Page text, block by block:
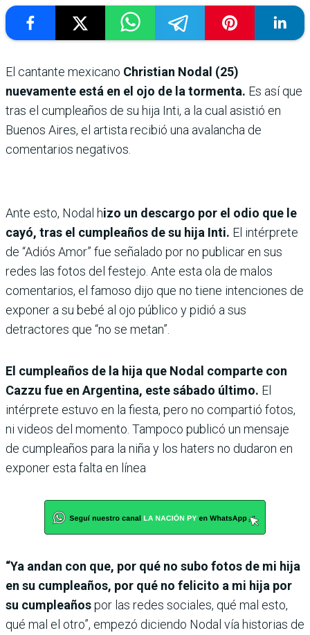
El cantante mexicano Christian Nodal (25)
nuevamente está en el ojo de la tormenta. Es así que
tras el cumpleaños de su hija Inti, a la cual asistió en
Buenos Aires, el artista recibió una avalancha de
comentarios negativos.
Ante esto, Nodal hizo un descargo por el odio que le
cayó, tras el cumpleaños de su hija Inti. El intérprete
de “Adiós Amor” fue señalado por no publicar en sus
redes las fotos del festejo. Ante esta ola de malos
comentarios, el famoso dijo que no tiene intenciones de
exponer a su bebé al ojo público y pidió a sus
detractores que “no se metan”.
El cumpleaños de la hija que Nodal comparte con
Cazzu fue en Argentina, este sábado último. El
intérprete estuvo en la fiesta, pero no compartió fotos,
ni videos del momento. Tampoco publicó un mensaje
de cumpleaños para la niña y los haters no dudaron en
exponer esta falta en línea
“Ya andan con que, por qué no subo fotos de mi hija
en su cumpleaños, por qué no felicito a mi hija por
su cumpleañospor las redes sociales, qué mal esto,
qué mal el otro”, empezó diciendo Nodal vía historias de